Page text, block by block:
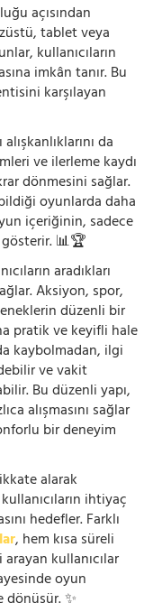
açısından
tablet veya
kullanıcıların
imkân tanır. Bu
karşılayan
da
ve ilerleme kaydı
dönmesini sağlar.
oyunlarda daha
içeriğinin, sadece
📊🏆
aradıkları
Aksiyon, spor,
düzenli bir
pratik ve keyifli hale
kaybolmadan, ilgi
ve vakit
Bu düzenli yapı,
alışmasını sağlar
bir deneyim
alarak
ihtiyaç
hedefler. Farklı
, hem kısa süreli
kullanıcılar
oyun